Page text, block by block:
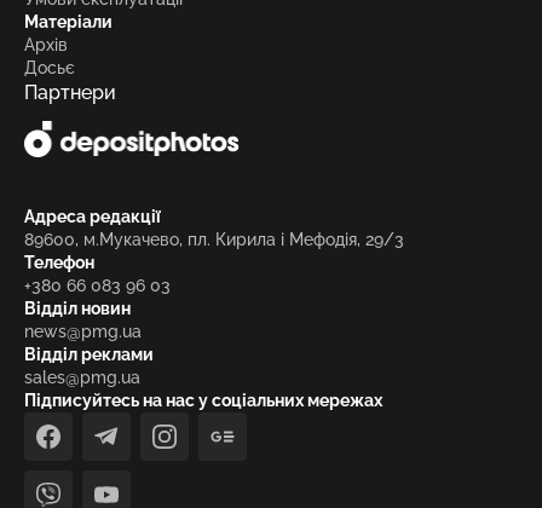
Матеріали
Архів
Досьє
Партнери
Адреса редакції
89600, м.Мукачево, пл. Кирила і Мефодія, 29/3
Телефон
+380 66 083 96 03
Відділ новин
news@pmg.ua
Відділ реклами
sales@pmg.ua
Підписуйтесь на нас у соціальних мережах
facebooktelegraminstagramgoogle_news
viber youtube